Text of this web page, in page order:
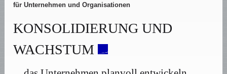
für Unternehmen und Organisationen
KONSOLIDIERUNG UND
WACHSTUM